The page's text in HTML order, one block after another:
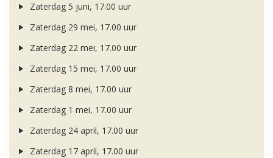
Zaterdag 5 juni, 17.00 uur
Zaterdag 29 mei, 17.00 uur
Zaterdag 22 mei, 17.00 uur
Zaterdag 15 mei, 17.00 uur
Zaterdag 8 mei, 17.00 uur
Zaterdag 1 mei, 17.00 uur
Zaterdag 24 april, 17.00 uur
Zaterdag 17 april, 17.00 uur